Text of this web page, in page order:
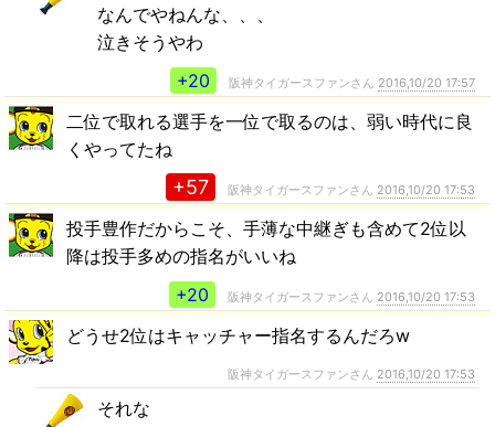
なんでやねんな、、、
泣きそうやわ
+20
阪神タイガースファンさん 2016,10/20 17:57
二位で取れる選手を一位で取るのは、弱い時代に良
くやってたね
+57 阪神タイガースファンさん 2016,10/20 17:53
投手豊作だからこそ、手薄な中継ぎも含めて2位以
降は投手多めの指名がいいね
+20
阪神タイガースファンさん 2016,10/20 17:53
どうせ2位はキャッチャー指名するんだろw
阪神タイガースファンさん 2016,10/20 17:53
それな